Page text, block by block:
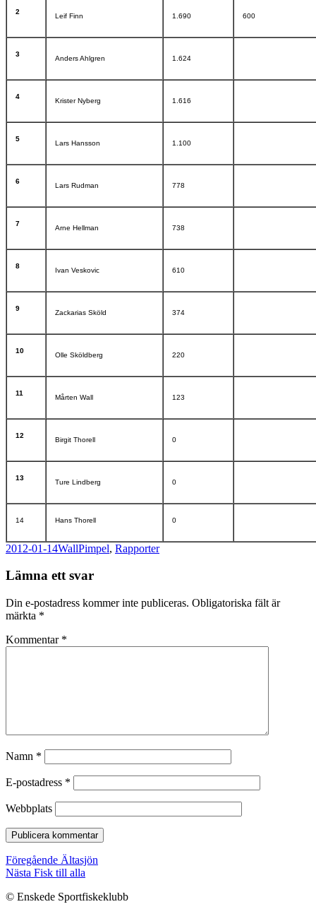
2
Leif Finn 1.690 600
3
Anders Ahlgren 1.624
4
Krister Nyberg 1.616
5
Lars Hansson 1.100
6
Lars Rudman 778
7
Arne Hellman 738
8
Ivan Veskovic 610
9
Zackarias Sköld 374
10
Olle Sköldberg 220
11
Mårten Wall 123
12
Birgit Thorell 0
13
Ture Lindberg 0
14 Hans Thorell 0
Postat
2012-01-14Författare
WallKategorier
Pimpel, Rapporter
Lämna ett svar
Din e-postadress kommer inte publiceras. Obligatoriska fält är
märkta *
Kommentar *
Namn *
E-postadress *
Webbplats
Inläggsnavigering
Föregående Föregående
inlägg:
Ältasjön
Nästa Nästa
Fisk till alla
© Enskede Sportfiskeklubb